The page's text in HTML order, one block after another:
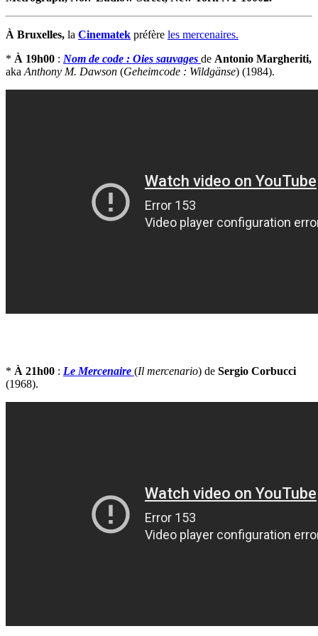
À Bruxelles, la Cinematek préfère les mercenaires.
* À 19h00 : Nom de code : Oies sauvages de Antonio Margheriti,
aka Anthony M. Dawson (Geheimcode : Wildgänse) (1984).
* À 21h00 : Le Mercenaire (Il mercenario) de Sergio Corbucci
(1968).